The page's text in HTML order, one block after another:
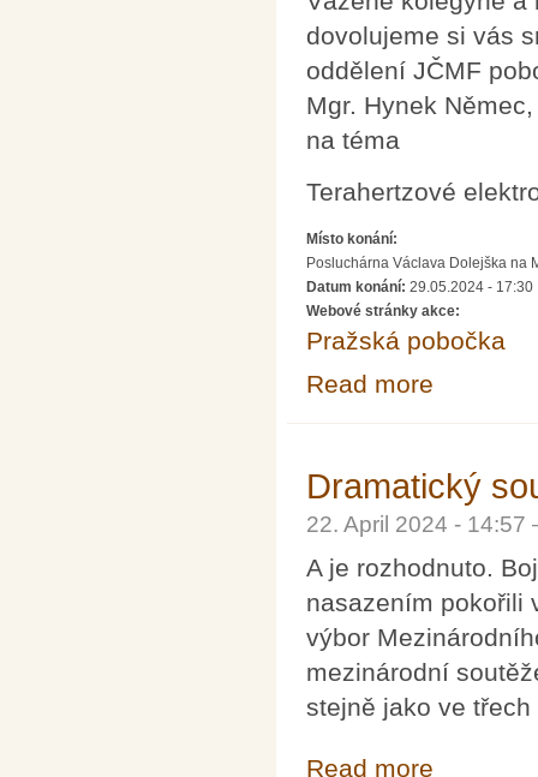
dovolujeme si vás
oddělení JČMF
Mgr. Hynek
na téma
Terahertzové
Místo konání:
Posluchárna Václava Dolejška na
Datum konání: 29.05.2024 - 17:30
Webové stránky akce:
Pražská pobočka
Read more
Dramatický
22. April 2024 -
A je rozhodnuto.
nasazením pokořili
výbor
mezinárodní
stejně jako ve
Read more